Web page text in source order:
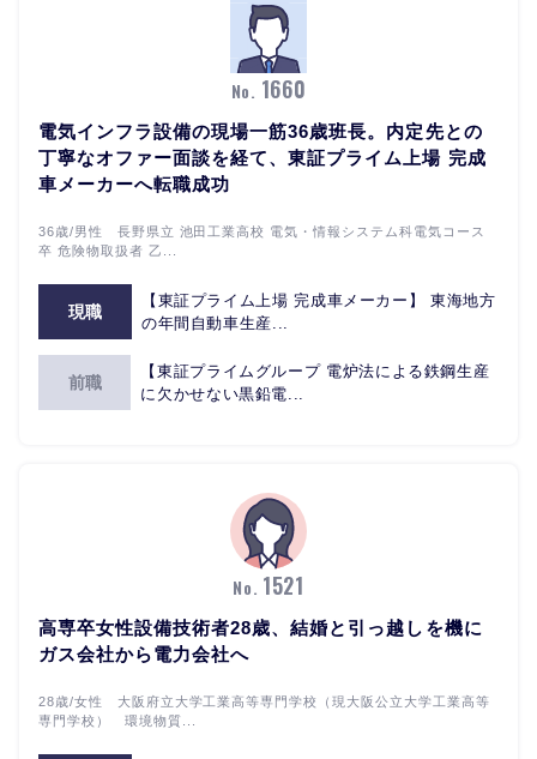
No. 1660
電気インフラ設備の現場一筋36歳班長。内定先との
丁寧なオファー面談を経て、東証プライム上場 完成
車メーカーへ転職成功
36歳/男性 長野県立 池田工業高校 電気・情報システム科電気コース
卒 危険物取扱者 乙...
現職
【東証プライム上場 完成車メーカー】 東海地方
の年間自動車生産...
前職
【東証プライムグループ 電炉法による鉄鋼生産
に欠かせない黒鉛電...
No. 1521
高専卒女性設備技術者28歳、結婚と引っ越しを機に
ガス会社から電力会社へ
28歳/女性 大阪府立大学工業高等専門学校（現大阪公立大学工業高等
専門学校） 環境物質...